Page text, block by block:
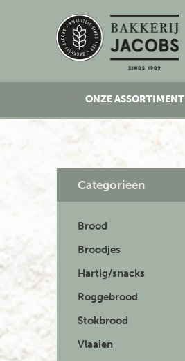
ONZE ASSORTIMENT
Categorieen
Brood
Broodjes
Hartig/snacks
Roggebrood
Stokbrood
Vlaaien